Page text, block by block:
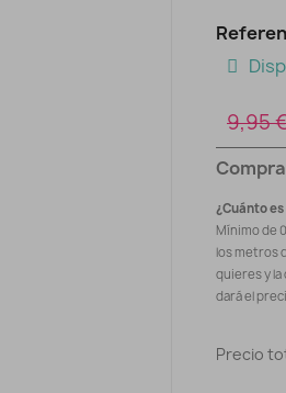
9,95
¿Cuánto
Mínimo de
los metros
quieres y la
dará el
Precio